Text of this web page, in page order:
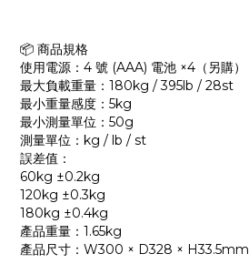
📦 商品規格
使用電源：4 號 (AAA) 電池 ×4（另購）
最大負載重量：180kg / 395lb / 28st
最小重量感度：5kg
最小測量單位：50g
測量單位：kg / lb / st
誤差值：
60kg ±0.2kg
120kg ±0.3kg
180kg ±0.4kg
產品重量：1.65kg
產品尺寸：W300 × D328 × H33.5mm